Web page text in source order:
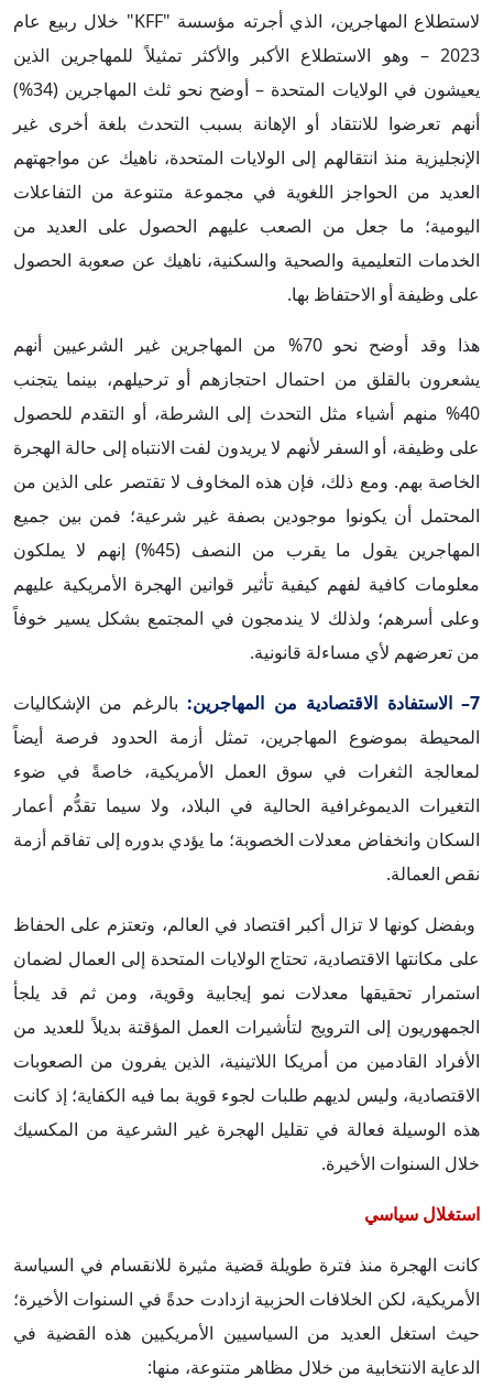
لاستطلاع المهاجرين، الذي أجرته مؤسسة "KFF" خلال ربيع عام
2023 – وهو الاستطلاع الأكبر والأكثر تمثيلاً للمهاجرين الذين
يعيشون في الولايات المتحدة – أوضح نحو ثلث المهاجرين (34%)
أنهم تعرضوا للانتقاد أو الإهانة بسبب التحدث بلغة أخرى غير
الإنجليزية منذ انتقالهم إلى الولايات المتحدة، ناهيك عن مواجهتهم
العديد من الحواجز اللغوية في مجموعة متنوعة من التفاعلات
اليومية؛ ما جعل من الصعب عليهم الحصول على العديد من
الخدمات التعليمية والصحية والسكنية، ناهيك عن صعوبة الحصول
على وظيفة أو الاحتفاظ بها.
هذا وقد أوضح نحو 70% من المهاجرين غير الشرعيين أنهم
يشعرون بالقلق من احتمال احتجازهم أو ترحيلهم، بينما يتجنب
40% منهم أشياء مثل التحدث إلى الشرطة، أو التقدم للحصول
على وظيفة، أو السفر لأنهم لا يريدون لفت الانتباه إلى حالة الهجرة
الخاصة بهم. ومع ذلك، فإن هذه المخاوف لا تقتصر على الذين من
المحتمل أن يكونوا موجودين بصفة غير شرعية؛ فمن بين جميع
المهاجرين يقول ما يقرب من النصف (45%) إنهم لا يملكون
معلومات كافية لفهم كيفية تأثير قوانين الهجرة الأمريكية عليهم
وعلى أسرهم؛ ولذلك لا يندمجون في المجتمع بشكل يسير خوفاً
من تعرضهم لأي مساءلة قانونية.
7– الاستفادة الاقتصادية من المهاجرين:
بالرغم من الإشكاليات
المحيطة بموضوع المهاجرين، تمثل أزمة الحدود فرصة أيضاً
لمعالجة الثغرات في سوق العمل الأمريكية، خاصةً في ضوء
التغيرات الديموغرافية الحالية في البلاد، ولا سيما تقدُّم أعمار
السكان وانخفاض معدلات الخصوبة؛ ما يؤدي بدوره إلى تفاقم أزمة
نقص العمالة.
وبفضل كونها لا تزال أكبر اقتصاد في العالم، وتعتزم على الحفاظ
على مكانتها الاقتصادية، تحتاج الولايات المتحدة إلى العمال لضمان
استمرار تحقيقها معدلات نمو إيجابية وقوية، ومن ثم قد يلجأ
الجمهوريون إلى الترويج لتأشيرات العمل المؤقتة بديلاً للعديد من
الأفراد القادمين من أمريكا اللاتينية، الذين يفرون من الصعوبات
الاقتصادية، وليس لديهم طلبات لجوء قوية بما فيه الكفاية؛ إذ كانت
هذه الوسيلة فعالة في تقليل الهجرة غير الشرعية من المكسيك
خلال السنوات الأخيرة.
استغلال سياسي
كانت الهجرة منذ فترة طويلة قضية مثيرة للانقسام في السياسة
الأمريكية، لكن الخلافات الحزبية ازدادت حدةً في السنوات الأخيرة؛
حيث استغل العديد من السياسيين الأمريكيين هذه القضية في
الدعاية الانتخابية من خلال مظاهر متنوعة، منها: